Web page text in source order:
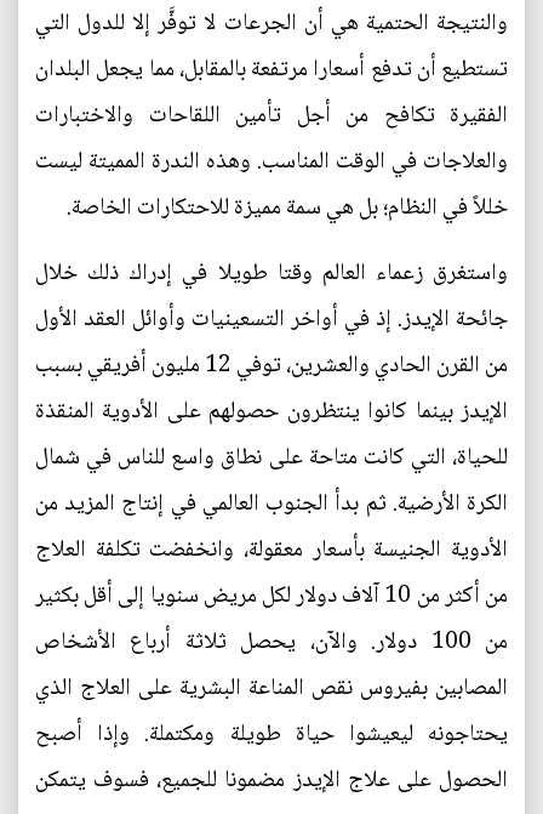
والنتيجة الحتمية هي أن الجرعات لا توفَّر إلا للدول التي
تستطيع أن تدفع أسعارا مرتفعة بالمقابل، مما يجعل البلدان
الفقيرة تكافح من أجل تأمين اللقاحات والاختبارات
والعلاجات في الوقت المناسب. وهذه الندرة المميتة ليست
خللاً في النظام؛ بل هي سمة مميزة للاحتكارات الخاصة.
واستغرق زعماء العالم وقتا طويلا في إدراك ذلك خلال
جائحة الإيدز. إذ في أواخر التسعينيات وأوائل العقد الأول
من القرن الحادي والعشرين، توفي 12 مليون أفريقي بسبب
الإيدز بينما كانوا ينتظرون حصولهم على الأدوية المنقذة
للحياة، التي كانت متاحة على نطاق واسع للناس في شمال
الكرة الأرضية. ثم بدأ الجنوب العالمي في إنتاج المزيد من
الأدوية الجنيسة بأسعار معقولة، وانخفضت تكلفة العلاج
من أكثر من 10 آلاف دولار لكل مريض سنويا إلى أقل بكثير
من 100 دولار. والآن، يحصل ثلاثة أرباع الأشخاص
المصابين بفيروس نقص المناعة البشرية على العلاج الذي
يحتاجونه ليعيشوا حياة طويلة ومكتملة. وإذا أصبح
الحصول على علاج الإيدز مضمونا للجميع، فسوف يتمكن